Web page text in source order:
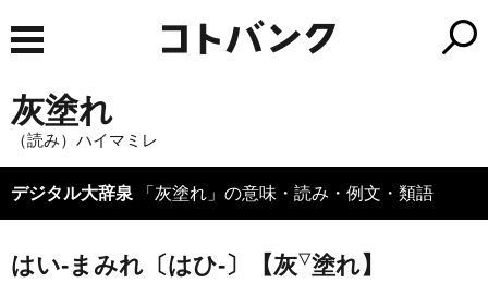
灰塗れ
（読み）ハイマミレ
デジタル大辞泉 「灰塗れ」の意味・読み・例文・類語
はい‐まみれ〔はひ‐〕【灰▽塗れ】